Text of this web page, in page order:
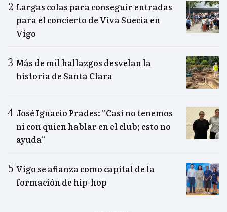
Largas colas para conseguir entradas
para el concierto de Viva Suecia en
Vigo
Más de mil hallazgos desvelan la
historia de Santa Clara
José Ignacio Prades: “Casi no tenemos
ni con quien hablar en el club; esto no
ayuda”
Vigo se afianza como capital de la
formación de hip-hop